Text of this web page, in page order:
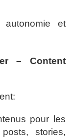
autonomie et
– Content
pour les
stories,